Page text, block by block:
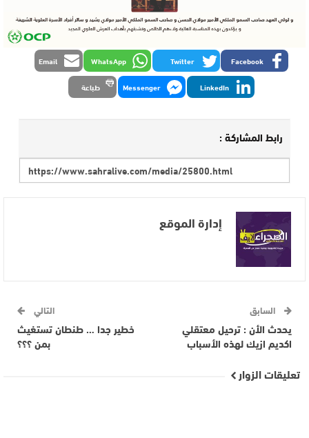
Facebook
Twitter
WhatsApp
Email
LinkedIn
Messenger طباعة
رابط المشاركة :
إدارة الموقع
السابق
يحدث الأن : ترحيل معتقلي
اكديم ازيك لهذه الأسباب
التالي
خطير جدا … طنطان تستغيث
بمن ؟؟؟
تعليقات الزوار